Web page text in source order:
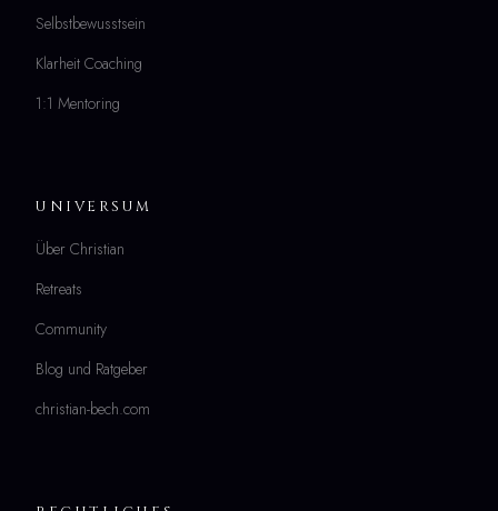
Selbstbewusstsein
Klarheit Coaching
1:1 Mentoring
UNIVERSUM
Über Christian
Retreats
Community
Blog und Ratgeber
christian-bech.com